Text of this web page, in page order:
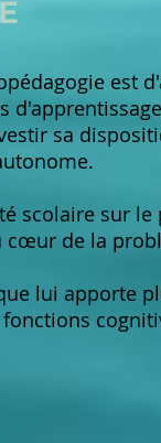
est
sa
scolaire sur
cœur de la
lui apporte